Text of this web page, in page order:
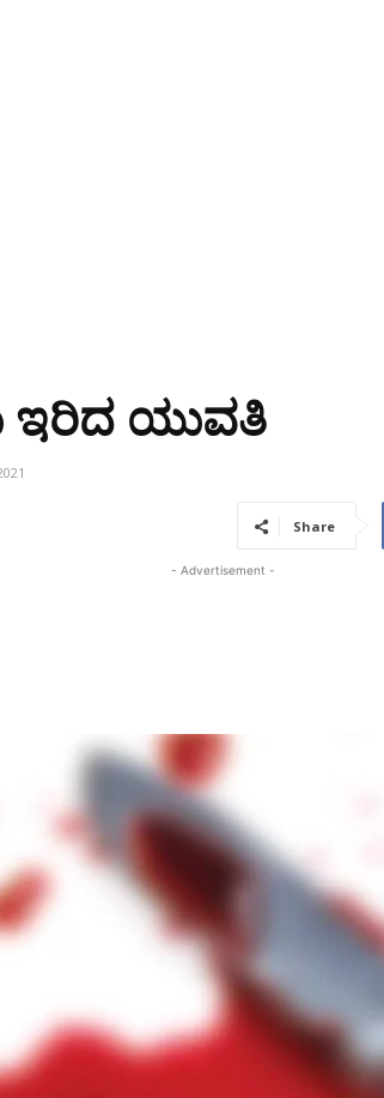
ಇರಿದ ಯುವತಿ
Share
- Advertisement -